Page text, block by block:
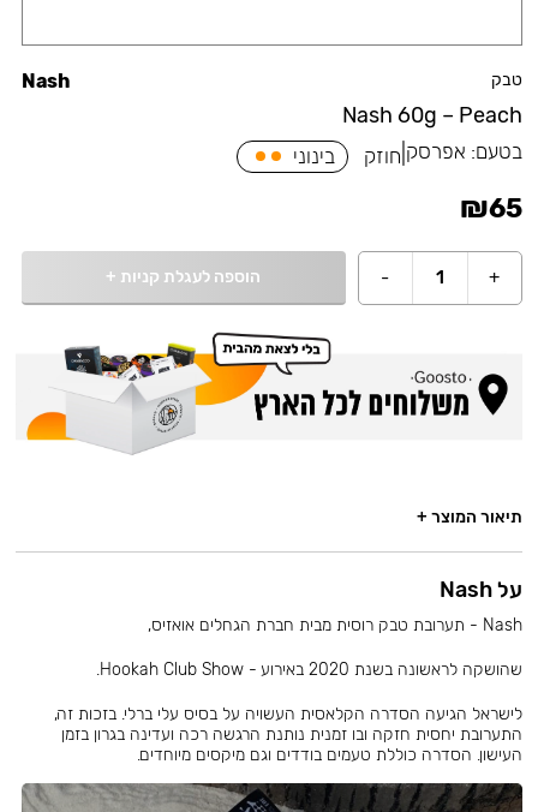
טבק
Nash 60g – Peach
Nash
בטעם: אפרסק חוזק בינוני
₪65
+
1
- הוספה לעגלת קניות +
תיאור המוצר +
על Nash
Nash - תערובת טבק רוסית מבית חברת הגחלים אואזיס,
שהושקה לראשונה בשנת 2020 באירוע - Hookah Club Show.
לישראל הגיעה הסדרה הקלאסית העשויה על בסיס עלי ברלי. בזכות זה,
התערובת יחסית חזקה ובו זמנית נותנת הרגשה רכה ועדינה בגרון בזמן
העישון. הסדרה כוללת טעמים בודדים וגם מיקסים מיוחדים.